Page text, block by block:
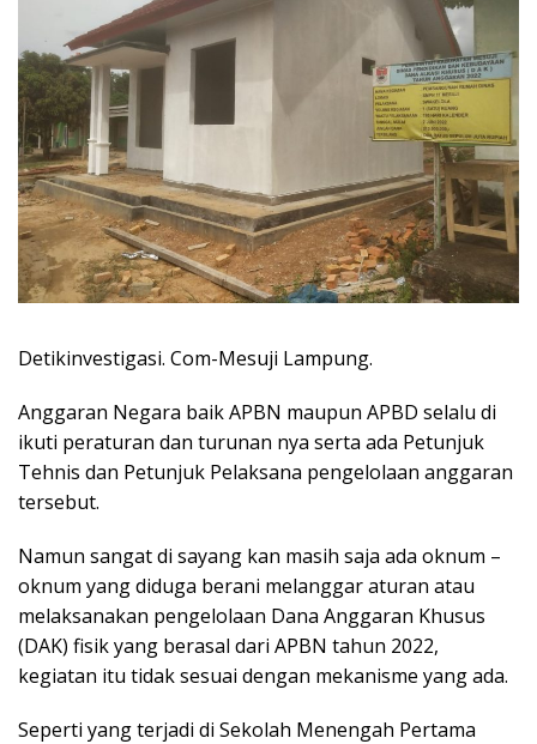
Detikinvestigasi. Com-Mesuji Lampung.
Anggaran Negara baik APBN maupun APBD selalu di
ikuti peraturan dan turunan nya serta ada Petunjuk
Tehnis dan Petunjuk Pelaksana pengelolaan anggaran
tersebut.
Namun sangat di sayang kan masih saja ada oknum –
oknum yang diduga berani melanggar aturan atau
melaksanakan pengelolaan Dana Anggaran Khusus
(DAK) fisik yang berasal dari APBN tahun 2022,
kegiatan itu tidak sesuai dengan mekanisme yang ada.
Seperti yang terjadi di Sekolah Menengah Pertama